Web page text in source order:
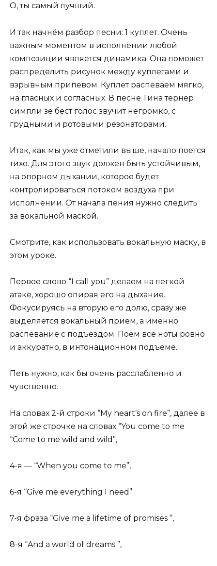
О, ты самый лучший.
И так начнём разбор песни: 1 куплет. Очень
важным моментом в исполнении любой
композиции является динамика. Она поможет
распределить рисунок между куплетами и
взрывным припевом. Куплет распеваем мягко,
на гласных и согласных. В песне Тина тернер
симпли зе бест голос звучит негромко, с
грудными и ротовыми резонаторами.
Итак, как мы уже отметили выше, начало поется
тихо. Для этого звук должен быть устойчивым,
на опорном дыхании, которое будет
контролироваться потоком воздуха при
исполнении. От начала пения нужно следить
за вокальной маской.
Смотрите, как использовать вокальную маску, в
этом уроке.
Первое слово “I call you” делаем на легкой
атаке, хорошо опирая его на дыхание.
Фокусируясь на вторую его долю, сразу же
выделяется вокальный прием, а именно
распевание с подъездом. Поем все ноты ровно
и аккуратно, в интонационном подъеме.
Петь нужно, как бы очень расслабленно и
чувственно.
На словах 2-й строки “My heart’s on fire”, далее в
этой же строчке на словах “You come to me
“Come to me wild and wild”,
4-я — “When you come to me”,
6-я “Give me everything I need”.
7-я фраза “Give me a lifetime of promises “,
8-я “And a world of dreams ”,